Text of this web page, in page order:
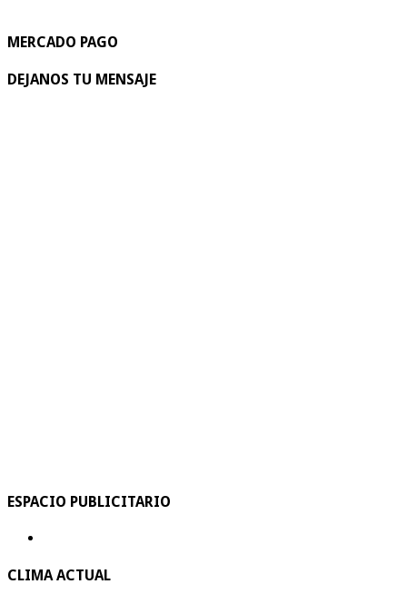
MERCADO PAGO
DEJANOS TU MENSAJE
ESPACIO PUBLICITARIO
CLIMA ACTUAL